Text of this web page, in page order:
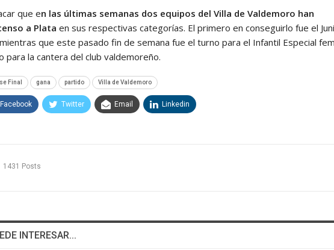
que en las últimas semanas dos equipos del Villa de Valdemoro han
a Plata en sus respectivas categorías. El primero en conseguirlo fue el
que este pasado fin de semana fue el turno para el Infantil Especial
para la cantera del club valdemoreño.
Final gana partido Villa de Valdemoro
Facebook Twitter Email Linkedin
1431 Posts
INTERESAR...